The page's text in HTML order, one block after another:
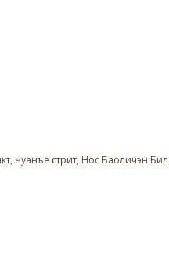
Чуанъе стрит, Нос Баоличэн